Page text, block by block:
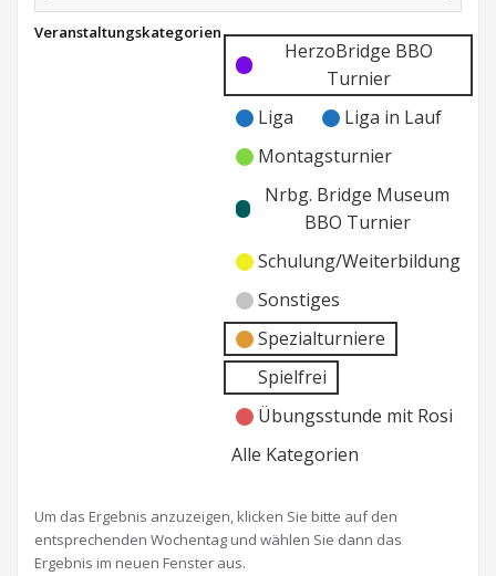
Paarturnier
HerzoBridge
Veranstaltungskategorien Kategorie
ohne
Titel
Kategorie
Titel
HerzoBridge BBO
Turnier
Liga
Liga in Lauf
Montagsturnier
Nrbg. Bridge Museum
BBO Turnier
Schulung/Weiterbildung
Sonstiges
Spezialturniere
Spielfrei
Übungsstunde mit Rosi
Alle Kategorien
Um das Ergebnis anzuzeigen, klicken Sie bitte auf den
entsprechenden Wochentag und wählen Sie dann das
Ergebnis im neuen Fenster aus.